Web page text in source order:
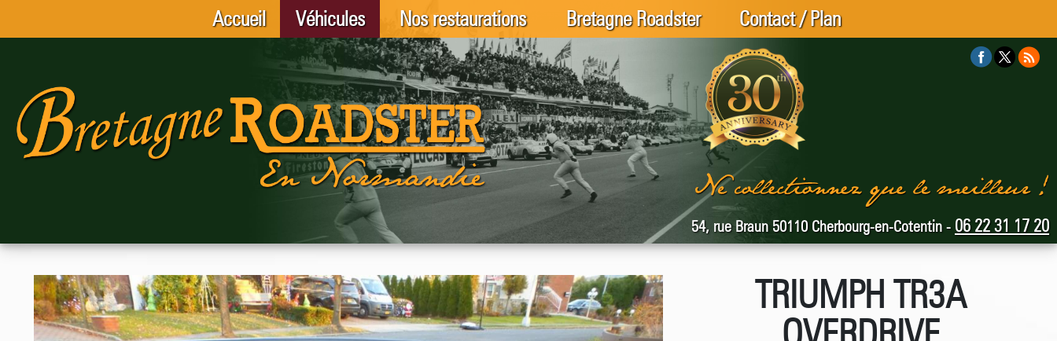
Accueil Véhicules Nos restaurations Bretagne Roadster Contact / Plan
54, rue Braun 50110 Cherbourg-en-Cotentin - 06 22 31 17 20
TRIUMPH TR3A